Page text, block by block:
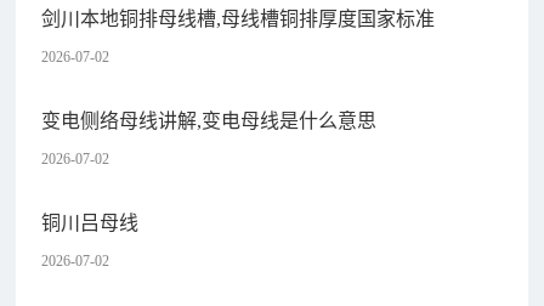
剑川本地铜排母线槽,母线槽铜排厚度国家标准
2026-07-02
变电侧络母线讲解,变电母线是什么意思
2026-07-02
铜川吕母线
2026-07-02